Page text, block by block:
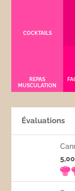
COCKTAILS
REPAS
MUSCULATION
Évaluations
5,00